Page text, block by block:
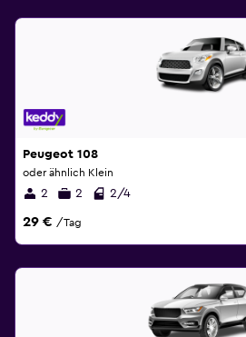
Peugeot 108
oder ähnlich Klein
2 2 2/4
29 € /Tag